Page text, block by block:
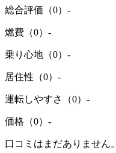
総合評価（0） -
燃費（0） -
乗り心地（0） -
居住性（0） -
運転しやすさ（0） -
価格（0） -
口コミはまだありません。